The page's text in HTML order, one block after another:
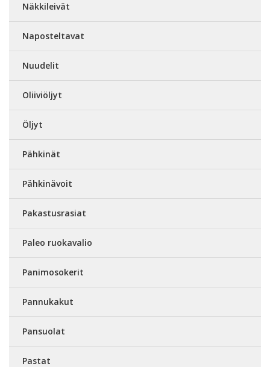
Näkkileivät
Naposteltavat
Nuudelit
Oliiviöljyt
Öljyt
Pähkinät
Pähkinävoit
Pakastusrasiat
Paleo ruokavalio
Panimosokerit
Pannukakut
Pansuolat
Pastat